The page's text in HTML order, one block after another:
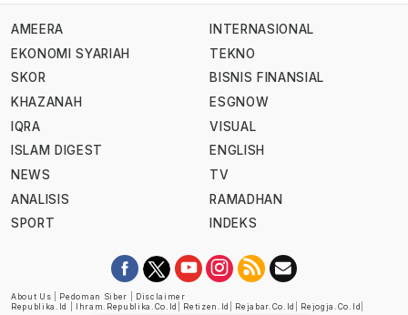
AMEERA
EKONOMI SYARIAH
SKOR
KHAZANAH
IQRA
ISLAM DIGEST
NEWS
ANALISIS
SPORT
INTERNASIONAL
TEKNO
BISNIS FINANSIAL
ESGNOW
VISUAL
ENGLISH
TV
RAMADHAN
INDEKS
About Us Pedoman Siber
Disclaimer
Republika.id
Ihram.republika.co.id Retizen.id Rejabar.co.id Rejogja.co.id